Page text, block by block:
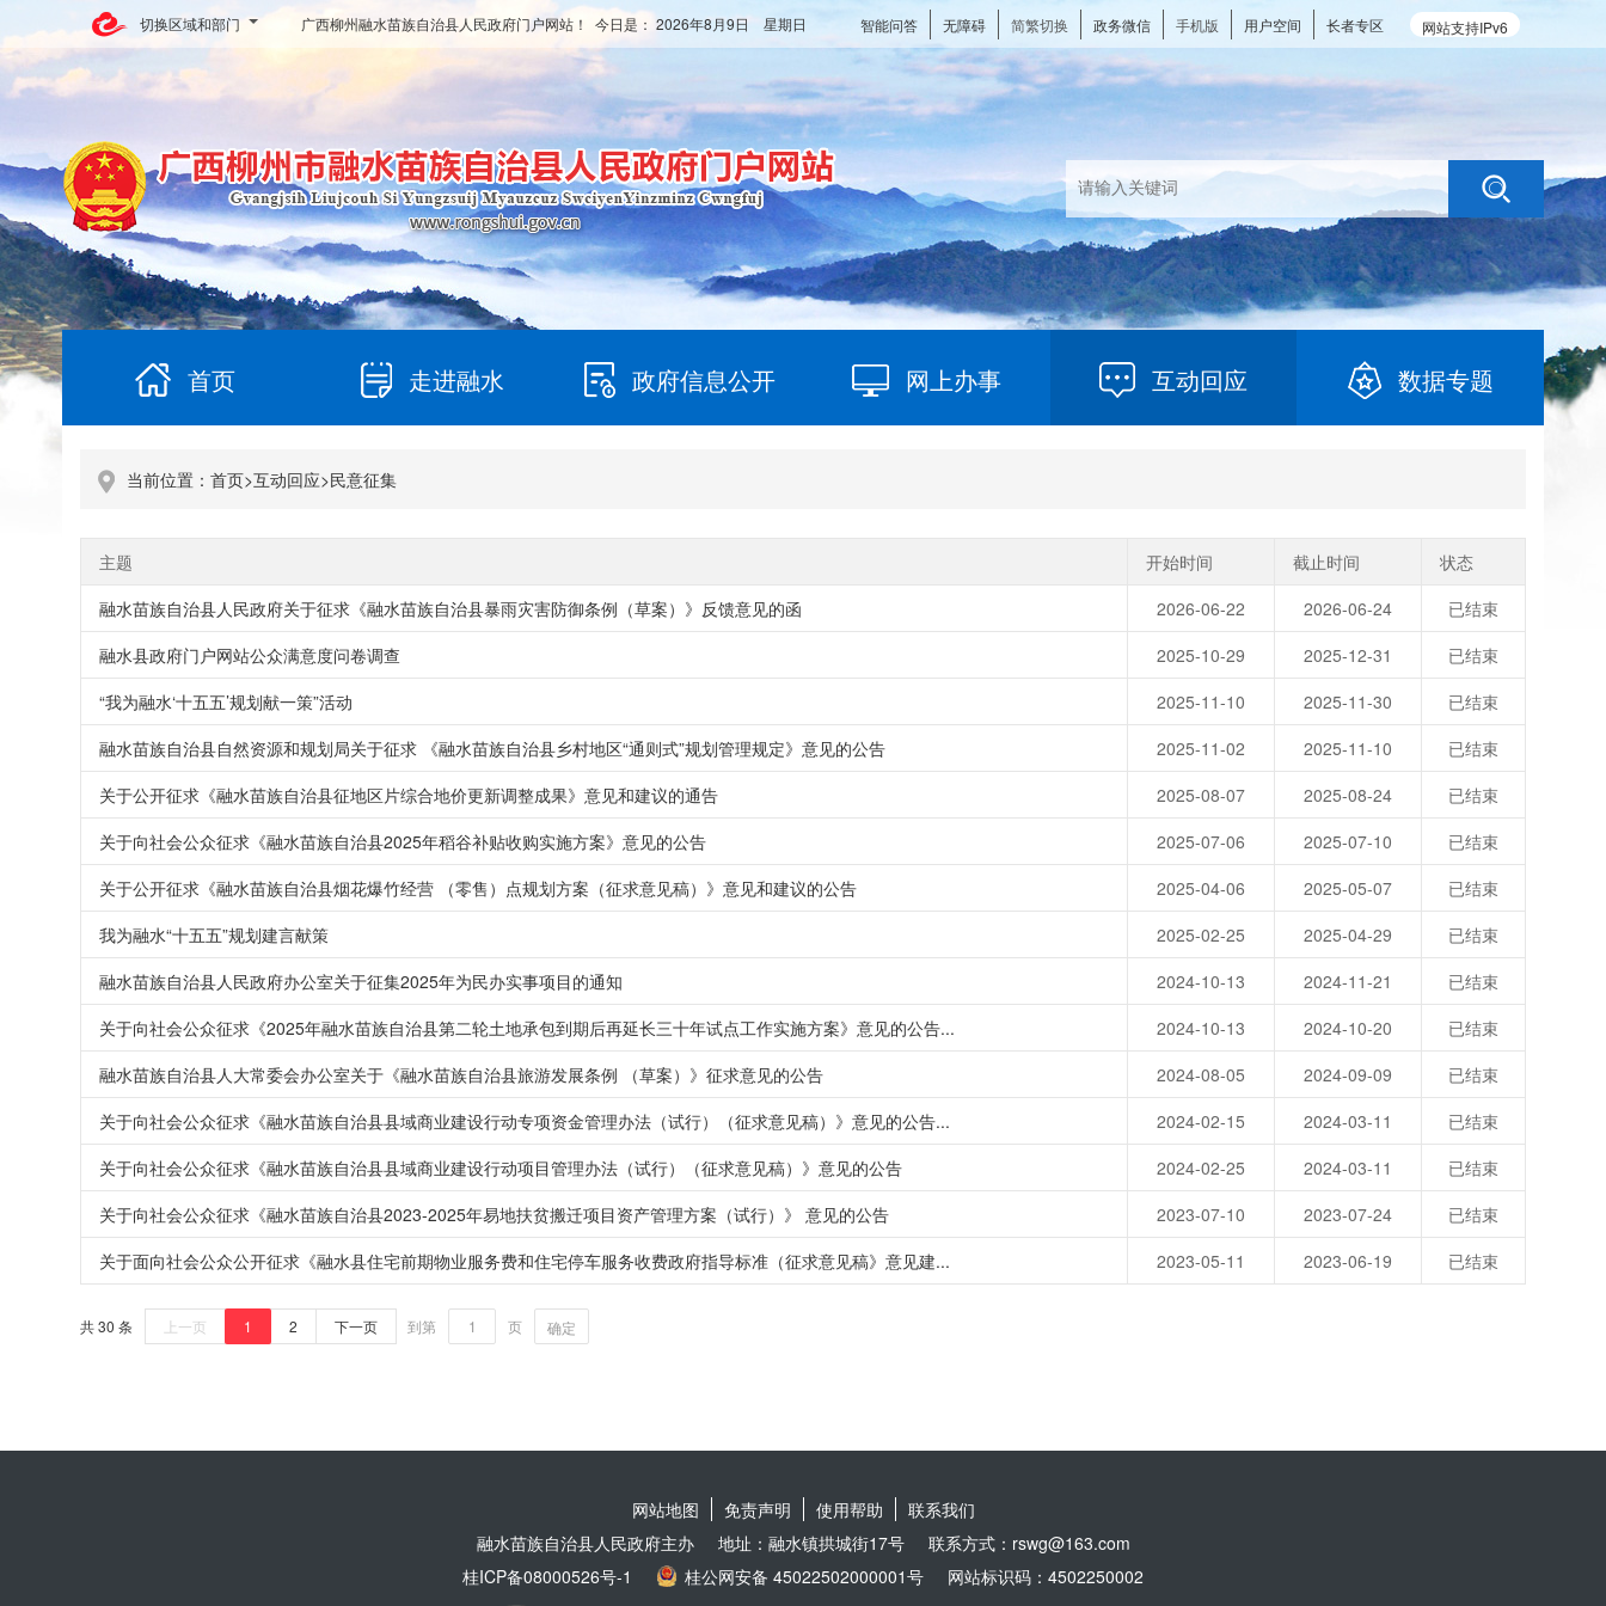
切换区域和部门 网站支持IPv6
智能问答 无障碍 简繁切换 政务微信 手机版 用户空间 长者专区
广西柳州融水苗族自治县人民政府门户网站！ 今日是： 2026年8月9日 星期日
首页 走进融水 政府信息公开 网上办事 互动回应 数据专题
当前位置： 首页>互动回应>民意征集
主题 开始时间 截止时间
状态
融水苗族自治县人民政府关于征求《融水苗族自治县暴雨灾害防御条例（草案）》反馈意见的函
2026-06-22 2026-06-24
已结束
融水县政府门户网站公众满意度问卷调查
2025-10-29 2025-12-31
已结束
“我为融水‘十五五’规划献一策”活动
2025-11-10 2025-11-30
已结束
融水苗族自治县自然资源和规划局关于征求 《融水苗族自治县乡村地区“通则式”规划管理规定》意见的公告
2025-11-02 2025-11-10
已结束
关于公开征求《融水苗族自治县征地区片综合地价更新调整成果》意见和建议的通告
2025-08-07 2025-08-24
已结束
关于向社会公众征求《融水苗族自治县2025年稻谷补贴收购实施方案》意见的公告
2025-07-06 2025-07-10
已结束
关于公开征求《融水苗族自治县烟花爆竹经营 （零售）点规划方案（征求意见稿）》意见和建议的公告
2025-04-06 2025-05-07
已结束
我为融水“十五五”规划建言献策
2025-02-25 2025-04-29
已结束
融水苗族自治县人民政府办公室关于征集2025年为民办实事项目的通知
2024-10-13 2024-11-21
已结束
关于向社会公众征求《2025年融水苗族自治县第二轮土地承包到期后再延长三十年试点工作实施方案》意见的公告...
2024-10-13 2024-10-20
已结束
融水苗族自治县人大常委会办公室关于《融水苗族自治县旅游发展条例 （草案）》征求意见的公告
2024-08-05 2024-09-09
已结束
关于向社会公众征求《融水苗族自治县县域商业建设行动专项资金管理办法（试行）（征求意见稿）》意见的公告...
2024-02-15 2024-03-11
已结束
关于向社会公众征求《融水苗族自治县县域商业建设行动项目管理办法（试行）（征求意见稿）》意见的公告
2024-02-25 2024-03-11
已结束
关于向社会公众征求《融水苗族自治县2023-2025年易地扶贫搬迁项目资产管理方案（试行）》 意见的公告
2023-07-10 2023-07-24
已结束
关于面向社会公众公开征求《融水县住宅前期物业服务费和住宅停车服务收费政府指导标准（征求意见稿》意见建...
2023-05-11 2023-06-19 已结束
共 30 条 上一页 1 2 下一页 到第 页 确定
网站地图 免责声明 使用帮助
联系我们
融水苗族自治县人民政府主办
地址：融水镇拱城街17号
联系方式：rswg@163.com
桂ICP备08000526号-1
桂公网安备 45022502000001号 网站标识码：4502250002